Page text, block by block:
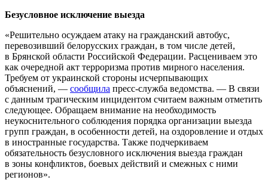
Безусловное исключение выезда
«Решительно осуждаем атаку на гражданский автобус,
перевозивший белорусских граждан, в том числе детей,
в Брянской области Российской Федерации. Расцениваем это
как очередной акт терроризма против мирного населения.
Требуем от украинской стороны исчерпывающих
объяснений, — сообщила пресс-служба ведомства. — В связи
с данным трагическим инцидентом считаем важным отметить
следующее. Обращаем внимание на необходимость
неукоснительного соблюдения порядка организации выезда
групп граждан, в особенности детей, на оздоровление и отдых
в иностранные государства. Также подчеркиваем
обязательность безусловного исключения выезда граждан
в зоны конфликтов, боевых действий и смежных с ними
регионов».